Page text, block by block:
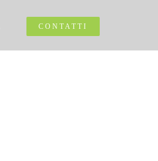
CONTATTI